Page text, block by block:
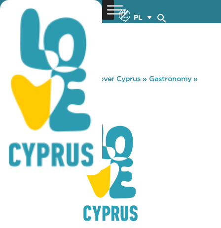
PL
You are here: Home »Discover Cyprus » Gastronomy»
MONYAY
MONYAY